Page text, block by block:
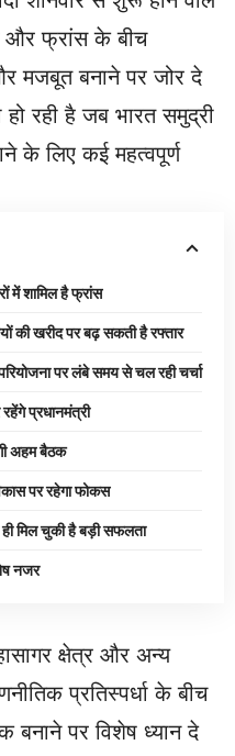
और फ्रांस के बीच
मजबूत बनाने पर जोर दे
रही है जब भारत समुद्री
के लिए कई महत्वपूर्ण
में शामिल है फ्रांस
की खरीद पर बढ़ सकती है रफ्तार
पर लंबे समय से चल रही चर्चा
प्रधानमंत्री
अहम बैठक
पर रहेगा फोकस
मिल चुकी है बड़ी सफलता
नजर
क्षेत्र और अन्य
प्रतिस्पर्धा के बीच
बनाने पर विशेष ध्यान दे